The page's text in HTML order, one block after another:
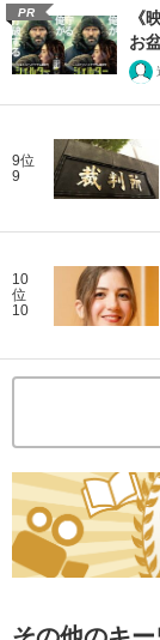
PR
《
お
9位
9
10
位
10